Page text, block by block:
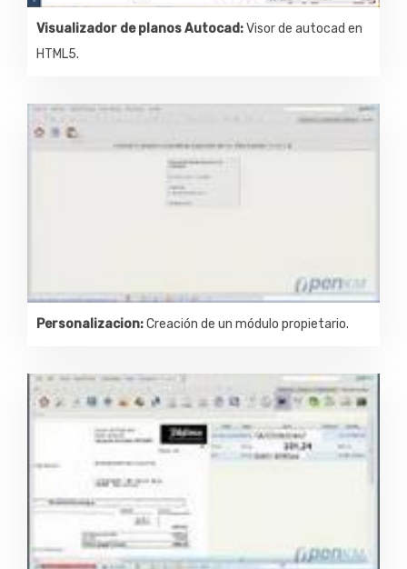
Visualizador de planos Autocad:Visor de autocad en
HTML5.
Personalizacion:Creación de un módulo propietario.